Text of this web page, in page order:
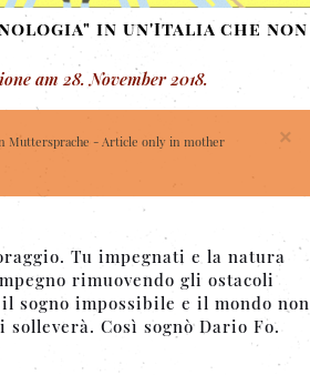
in un'Italia che non
am28. November 2018.
×
Muttersprache - Article only in mother
Tu impegnati e la natura
rimuovendo gli ostacoli
sogno impossibile e il mondo non
Così sognò Dario Fo.